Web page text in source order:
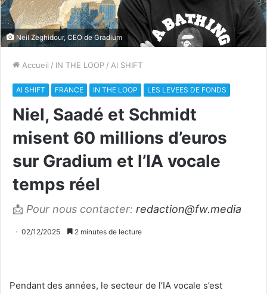
Neil Zeghidour, CEO de Gradium
Accueil / IN THE LOOP / AI SHIFT
AI SHIFT FRANCE IN THE LOOP LES LEVEES DE FONDS
Niel, Saadé et Schmidt
misent 60 millions d’euros
sur Gradium et l’IA vocale
temps réel
📩 Pour nous contacter: redaction@fw.media
02/12/2025 2 minutes de lecture
Pendant des années, le secteur de l’IA vocale s’est